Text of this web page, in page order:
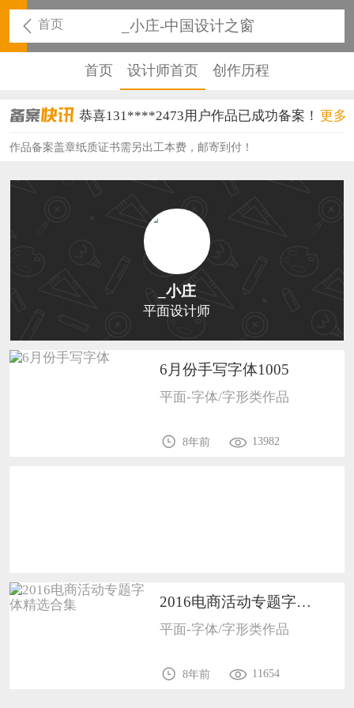
首页 _小庄-中国设计之窗
首页 设计师首页 创作历程
恭喜131****2473用户作品已成功备案！
恭喜159****4201用户作品已成功备案！
恭喜133****6466用户作品已成功备案！
恭喜131****1475用户作品已成功备案！
恭喜133****8874用户作品已成功备案！
恭喜138****8638用户作品已成功备案！
恭喜133****9020用户作品已成功备案！
恭喜136****9807用户作品已成功备案！
恭喜159****4930用户作品已成功备案！
恭喜150****6483用户作品已成功备案！
更多
作品备案盖章纸质证书需另出工本费，邮寄到付！
_小庄
平面设计师
6月份手写字体1005
平面-字体/字形类作品
8年前 13982
2016电商活动专题字体精选合集1005
平面-字体/字形类作品
8年前 11654